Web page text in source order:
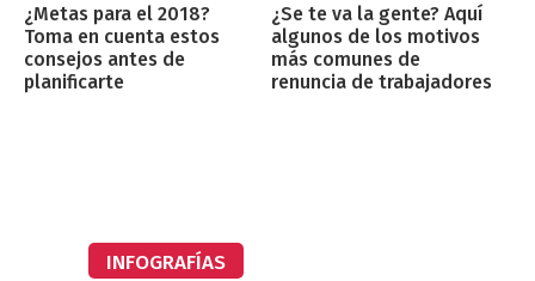
¿Metas para el 2018?
Toma en cuenta estos
consejos antes de
planificarte
¿Se te va la gente? Aquí
algunos de los motivos
más comunes de
renuncia de trabajadores
INFOGRAFÍAS